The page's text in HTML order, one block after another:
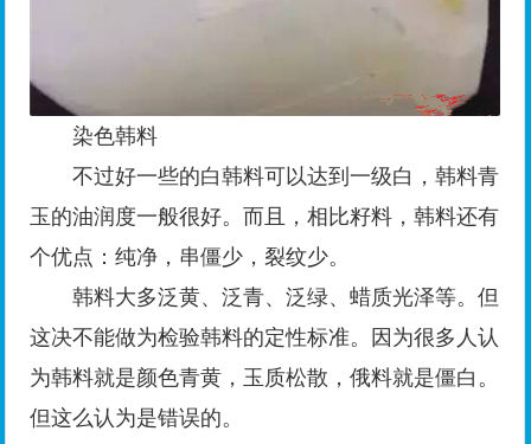
染色韩料
不过好一些的白韩料可以达到一级白，韩料青
玉的油润度一般很好。而且，相比籽料，韩料还有
个优点：纯净，串僵少，裂纹少。
韩料大多泛黄、泛青、泛绿、蜡质光泽等。但
这决不能做为检验韩料的定性标准。因为很多人认
为韩料就是颜色青黄，玉质松散，俄料就是僵白。
但这么认为是错误的。